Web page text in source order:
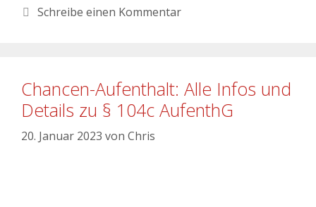
Schreibe einen Kommentar
Chancen-Aufenthalt: Alle Infos und
Details zu § 104c AufenthG
20. Januar 2023 von Chris